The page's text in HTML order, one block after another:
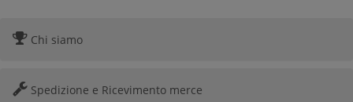
Chi siamo
Spedizione e Ricevimento merce